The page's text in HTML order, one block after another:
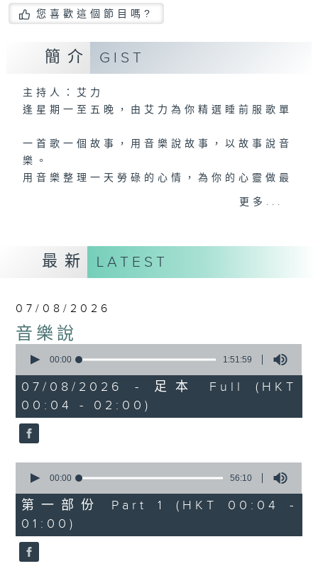
您喜歡這個節目嗎?
簡介 GIST
主持人：艾力
逢星期一至五晚，由艾力為你精選睡前服歌單
一首歌一個故事，用音樂說故事，以故事說音
樂。
用音樂整理一天勞碌的心情，為你的心靈做最
更多...
最新 LATEST
07/08/2026
音樂說
seconds
1
hour,
51
minutes,
59
seconds
00:00 1:51:59
07/08/2026 - 足本 Full (HKT
00:04 - 02:00)
seconds
56
minutes,
10
seconds
00:00 56:10
第一部份 Part 1 (HKT 00:04 -
01:00)